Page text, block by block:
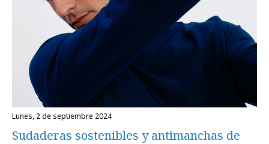
lunes, 2 de septiembre 2024
Sudaderas sostenibles y antimanchas de